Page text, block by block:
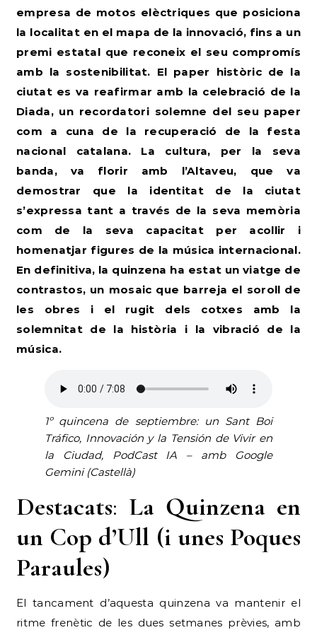
empresa de motos elèctriques que posiciona
la localitat en el mapa de la innovació, fins a un
premi estatal que reconeix el seu compromís
amb la sostenibilitat. El paper històric de la
ciutat es va reafirmar amb la celebració de la
Diada, un recordatori solemne del seu paper
com a cuna de la recuperació de la festa
nacional catalana. La cultura, per la seva
banda, va florir amb l’Altaveu, que va
demostrar que la identitat de la ciutat
s’expressa tant a través de la seva memòria
com de la seva capacitat per acollir i
homenatjar figures de la música internacional.
En definitiva, la quinzena ha estat un viatge de
contrastos, un mosaic que barreja el soroll de
les obres i el rugit dels cotxes amb la
solemnitat de la història i la vibració de la
música.
1º quincena de septiembre: un Sant Boi
Tráfico, Innovación y la Tensión de Vivir en
la Ciudad, PodCast IA – amb Google
Gemini (Castellà)
Destacats: La Quinzena en
un Cop d’Ull (i unes Poques
Paraules)
El tancament d’aquesta quinzena va mantenir el
ritme frenètic de les dues setmanes prèvies, amb